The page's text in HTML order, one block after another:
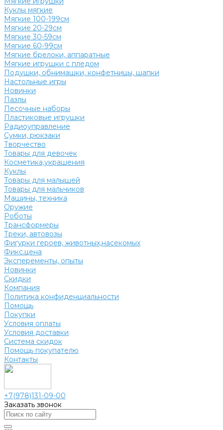
Куклы мягкие
Мягкие 100-199см
Мягкие 20-29см
Мягкие 30-59см
Мягкие 60-99см
Мягкие брелоки, аппаратные
Мягкие игрушки с пледом
Подушки, обнимашки, конфетницы, шапки
Настольные игры
Новинки
Пазлы
Песочные наборы
Пластиковые игрушки
Радиоуправление
Сумки, рюкзаки
Творчество
Товары для девочек
Косметика,украшения
Куклы
Товары для малышей
Товары для мальчиков
Машины, техника
Оружие
Роботы
Трансформеры
Треки, автовозы
Фигурки героев, животных,насекомых
Фикс.цена
Эксперементы, опыты
Новинки
Скидки
Компания
Политика конфиденциальности
Помощь
Покупки
Условия оплаты
Условия доставки
Система скидок
Помощь покупателю
Контакты
+7(978)131-09-00
Заказать звонок